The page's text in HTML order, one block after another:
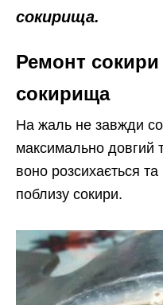
сокирища.
Ремонт сокири
сокирища
На жаль не завжди
максимально довгий
воно розсихається та
поблизу сокири.